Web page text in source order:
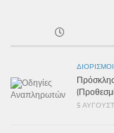
ΔΙΟΡΙΣΜΟΊ
5